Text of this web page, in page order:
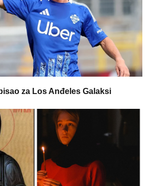
za Los Anđeles Galaksi